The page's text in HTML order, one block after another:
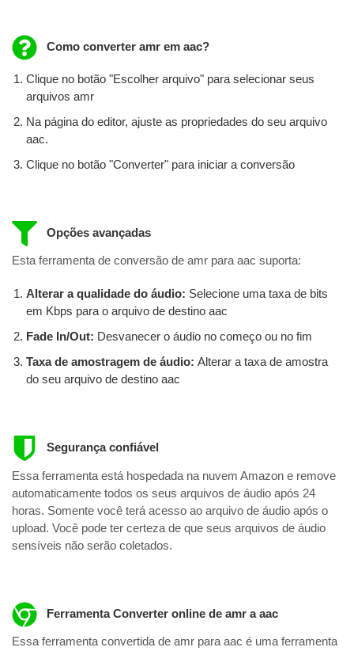
Como converter amr em aac?
Clique no botão "Escolher arquivo" para selecionar seus
arquivos amr
Na página do editor, ajuste as propriedades do seu arquivo
aac.
Clique no botão "Converter" para iniciar a conversão
Opções avançadas
Esta ferramenta de conversão de amr para aac suporta:
Alterar a qualidade do áudio: Selecione uma taxa de bits
em Kbps para o arquivo de destino aac
Fade In/Out: Desvanecer o áudio no começo ou no fim
Taxa de amostragem de áudio: Alterar a taxa de amostra
do seu arquivo de destino aac
Segurança confiável
Essa ferramenta está hospedada na nuvem Amazon e remove
automaticamente todos os seus arquivos de áudio após 24
horas. Somente você terá acesso ao arquivo de áudio após o
upload. Você pode ter certeza de que seus arquivos de áudio
sensíveis não serão coletados.
Ferramenta Converter online de amr a aac
Essa ferramenta convertida de amr para aac é uma ferramenta